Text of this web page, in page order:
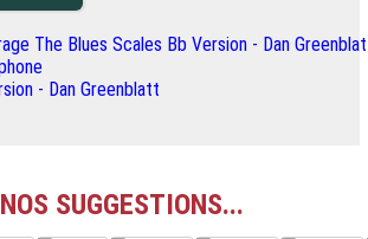
NOS SUGGESTIONS...